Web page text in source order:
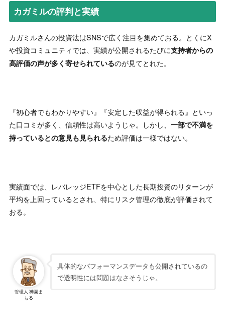
カガミルの評判と実績
カガミルさんの投資法はSNSで広く注目を集めておる。とくにX
や投資コミュニティでは、実績が公開されるたびに支持者からの
高評価の声が多く寄せられているのが見てとれた。
『初心者でもわかりやすい』『安定した収益が得られる』といっ
た口コミが多く、信頼性は高いようじゃ。しかし、 一部で不満を
持っているとの意見も見られるため評価は一様ではない。
実績面では、レバレッジETFを中心とした長期投資のリターンが
平均を上回っているとされ、特にリスク管理の徹底が評価されて
おる。
管理人 神園ま
もる
具体的なパフォーマンスデータも公開されているの
で透明性には問題はなさそうじゃ。